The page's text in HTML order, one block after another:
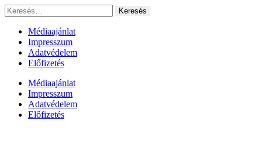
Ugrás
a
tartalomhoz
Keresés:
Médiaajánlat
Impresszum
Adatvédelem
Előfizetés
Médiaajánlat
Impresszum
Adatvédelem
Előfizetés